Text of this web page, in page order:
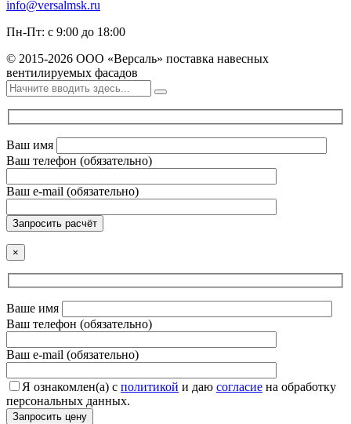
info@versalmsk.ru
Пн-Пт: с 9:00 до 18:00
© 2015-2026 ООО «Версаль» поставка навесных
вентилируемых фасадов
Ваш имя
Ваш телефон (обязательно)
Ваш e-mail (обязательно)
Запросить расчёт
×
Ваше имя
Ваш телефон (обязательно)
Ваш e-mail (обязательно)
Я ознакомлен(а) с политикой и даю согласие на обработку
персональных данных.
Запросить цену